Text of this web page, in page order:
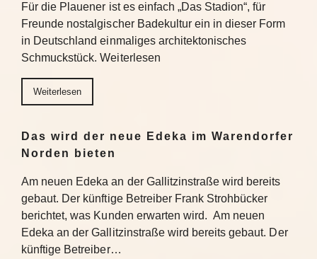
Für die Plauener ist es einfach „Das Stadion“, für
Freunde nostalgischer Badekultur ein in dieser Form
in Deutschland einmaliges architektonisches
Schmuckstück. Weiterlesen
Weiterlesen
Das wird der neue Edeka im Warendorfer
Norden bieten
Am neuen Edeka an der Gallitzinstraße wird bereits
gebaut. Der künftige Betreiber Frank Strohbücker
berichtet, was Kunden erwarten wird. Am neuen
Edeka an der Gallitzinstraße wird bereits gebaut. Der
künftige Betreiber…